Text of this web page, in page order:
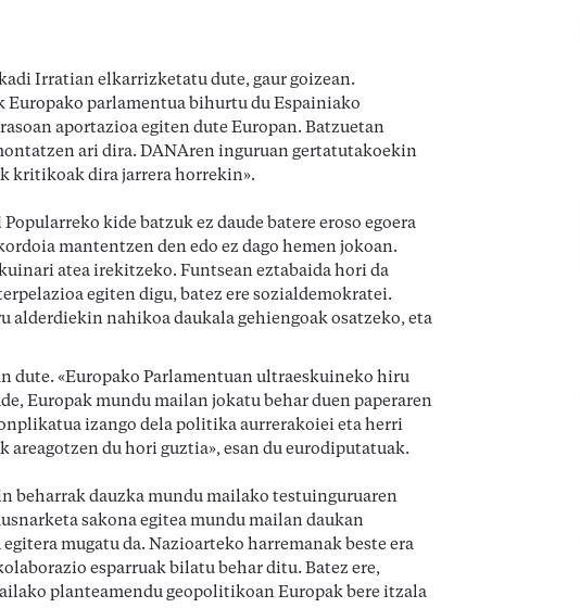
Irratian elkarrizketatu dute, gaur goizean.
Europako parlamentua bihurtu du Espainiako
aportazioa egiten dute Europan. Batzuetan
ari dira. DANAren inguruan gertatutakoekin
kritikoak dira jarrera horrekin».
kide batzuk ez daude batere eroso egoera
mantentzen den edo ez dago hemen jokoan.
atea irekitzeko. Funtsean eztabaida hori da
egiten digu, batez ere sozialdemokratei.
nahikoa daukala gehiengoak osatzeko, eta
dute. «Europako Parlamentuan ultraeskuineko hiru
Europak mundu mailan jokatu behar duen paperaren
izango dela politika aurrerakoiei eta herri
du hori guztia», esan du eurodiputatuak.
beharrak dauzka mundu mailako testuinguruaren
sakona egitea mundu mailan daukan
mugatu da. Nazioarteko harremanak beste era
esparruak bilatu behar ditu. Batez ere,
planteamendu geopolitikoan Europak bere itzala